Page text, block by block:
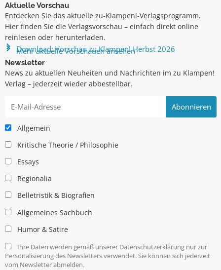
Aktuelle Vorschau
Entdecken Sie das aktuelle zu-Klampen!-Verlagsprogramm.
Hier finden Sie die Verlagsvorschau – einfach direkt online
reinlesen oder herunterladen.
Download: Vorschau zu Klampen! Herbst 2026
Mehr aktuelle Vorschauen ansehen
Newsletter
News zu aktuellen Neuheiten und Nachrichten im zu Klampen!
Verlag – jederzeit wieder abbestellbar.
Allgemein
Kritische Theorie / Philosophie
Essays
Regionalia
Belletristik & Biografien
Allgemeines Sachbuch
Humor & Satire
Ihre Daten werden gemäß unserer Datenschutzerklärung nur zur
Personalisierung des Newsletters verwendet. Sie können sich jederzeit
vom Newsletter abmelden.